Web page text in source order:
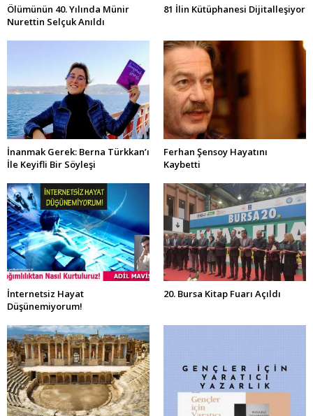
Ölümünün 40. Yılında Münir
Nurettin Selçuk Anıldı
81 İlin Kütüphanesi Dijitalleşiyor
İnanmak Gerek: Berna Türkkan’ı
İle Keyifli Bir Söyleşi
Ferhan Şensoy Hayatını
Kaybetti
İnternetsiz Hayat
Düşünemiyorum!
20. Bursa Kitap Fuarı Açıldı